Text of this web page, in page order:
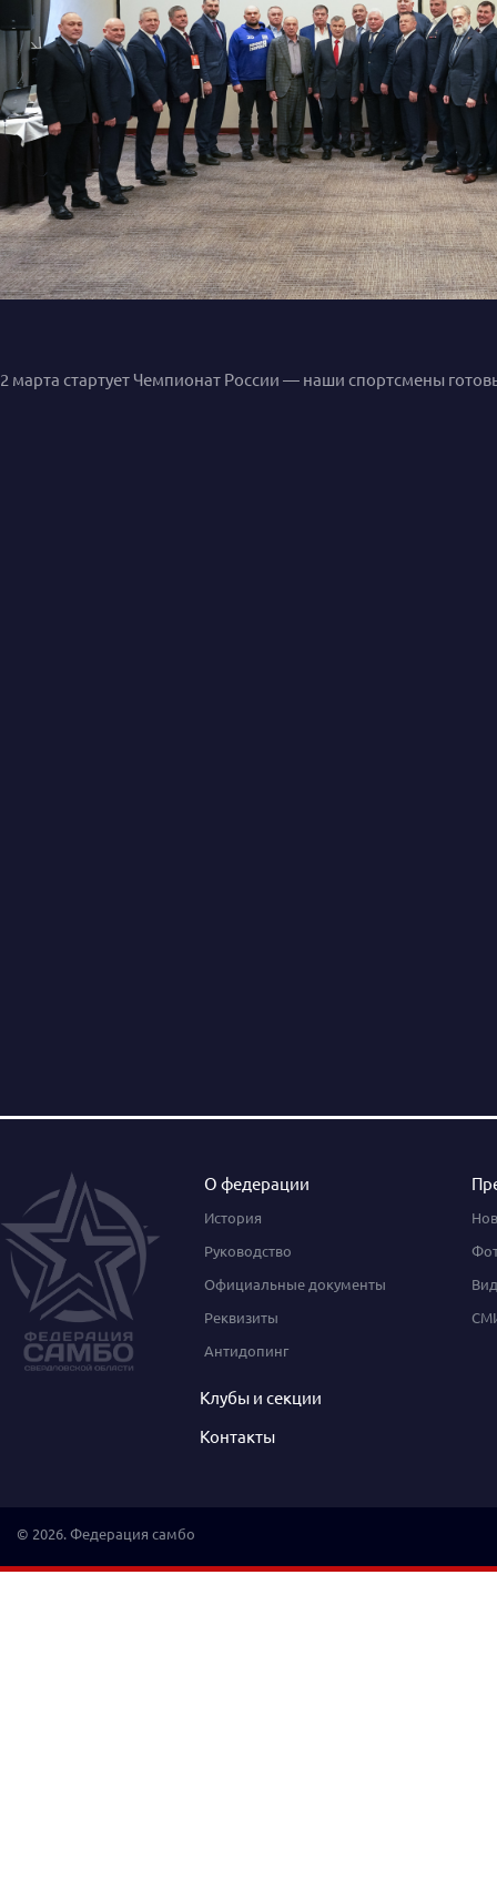
2 марта стартует Чемпионат России — наши спортсмены
О федерации
История
Руководство
Официальные документы
Реквизиты
Антидопинг
Клубы и секции
Контакты
© 2026. Федерация самбо